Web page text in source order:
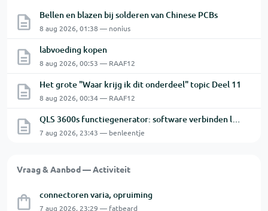
Bellen en blazen bij solderen van Chinese PCBs
8 aug 2026, 01:38 — nonius
labvoeding kopen
8 aug 2026, 00:53 — RAAF12
Het grote "Waar krijg ik dit onderdeel" topic Deel 11
8 aug 2026, 00:34 — RAAF12
QLS 3600s functiegenerator: software verbinden lukt niet.
7 aug 2026, 23:43 — benleentje
Vraag & Aanbod — Activiteit
connectoren varia, opruiming
7 aug 2026, 23:29 — fatbeard